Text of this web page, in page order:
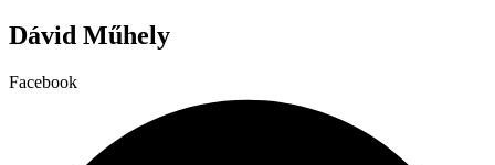
Dávid Műhely
Facebook